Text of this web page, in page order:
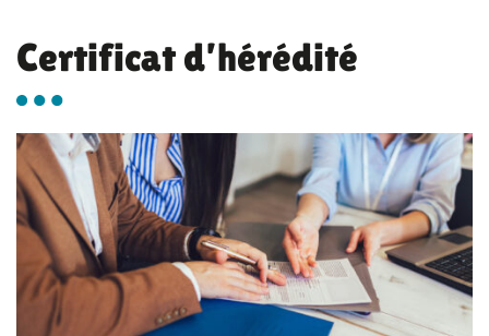
Certificat d’hérédité